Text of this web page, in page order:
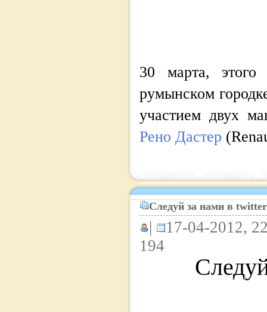
30 марта,
румынском
участием двух
Рено Дастер
Следуй за нами в twitter
|
17-04-2012,
194